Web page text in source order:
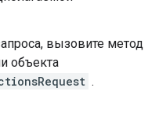
вызовите метод
объекта
.